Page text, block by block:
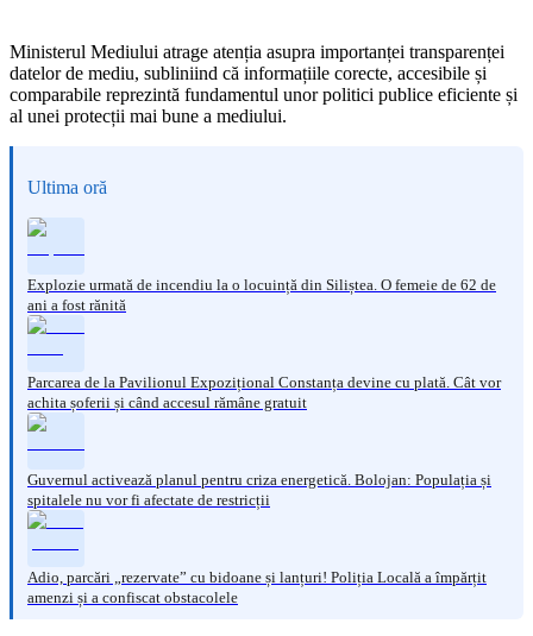
Ministerul Mediului atrage atenția asupra importanței transparenței
datelor de mediu, subliniind că informațiile corecte, accesibile și
comparabile reprezintă fundamentul unor politici publice eficiente și
al unei protecții mai bune a mediului.
Ultima oră
Explozie urmată de incendiu la o locuință din Siliștea. O femeie de 62 de
ani a fost rănită
Parcarea de la Pavilionul Expozițional Constanța devine cu plată. Cât vor
achita șoferii și când accesul rămâne gratuit
Guvernul activează planul pentru criza energetică. Bolojan: Populația și
spitalele nu vor fi afectate de restricții
Adio, parcări „rezervate” cu bidoane și lanțuri! Poliția Locală a împărțit
amenzi și a confiscat obstacolele